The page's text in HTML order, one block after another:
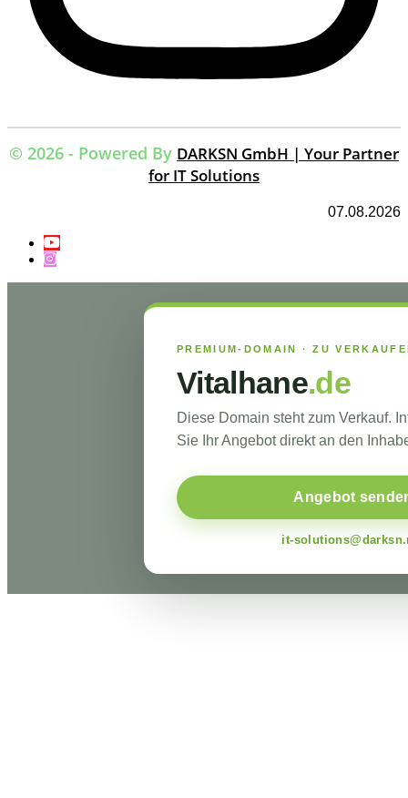
© 2026 - Powered By DARKSN GmbH | Your Partner
for IT Solutions
07.08.2026
PREMIUM-DOMAIN · ZU
Vitalhane.de
Diese Domain steht zum Verkauf.
Sie Ihr Angebot direkt an den
Angebot
it-